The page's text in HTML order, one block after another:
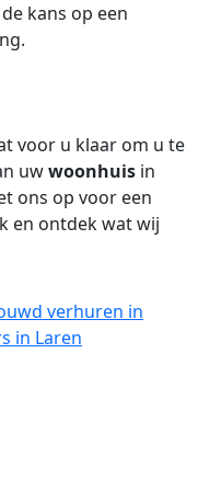
kans op een
voor u klaar om u te
uwwoonhuis in
ons op voor een
en ontdek wat wij
verhuren in
in Laren